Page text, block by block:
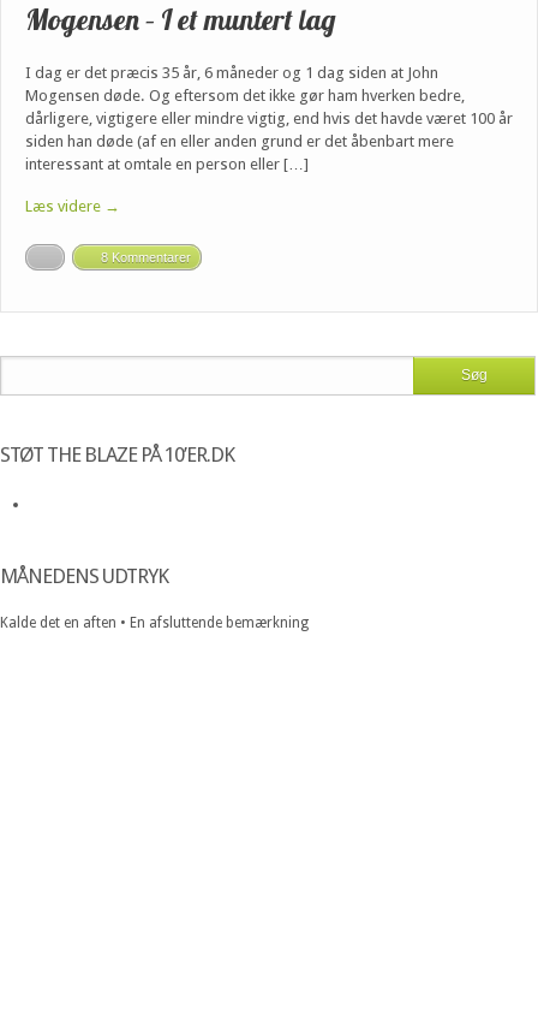
Mogensen – I et muntert lag
I dag er det præcis 35 år, 6 måneder og 1 dag siden at John
Mogensen døde. Og eftersom det ikke gør ham hverken bedre,
dårligere, vigtigere eller mindre vigtig, end hvis det havde været 100 år
siden han døde (af en eller anden grund er det åbenbart mere
interessant at omtale en person eller […]
Læs videre →
8 Kommentarer
STØT THE BLAZE PÅ 10’ER.DK
MÅNEDENS UDTRYK
Kalde det en aften • En afsluttende bemærkning